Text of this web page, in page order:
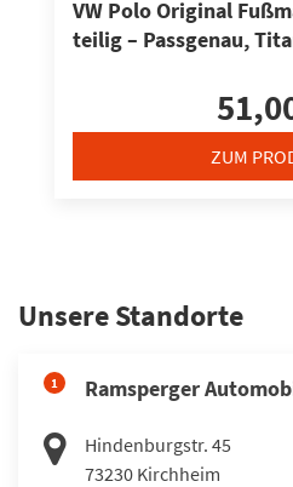
VW Polo Original
teilig – Passgenau,
ZUM
Unsere Standorte
1 Ramsperger
Hindenburgstr. 45
73230 Kirchheim